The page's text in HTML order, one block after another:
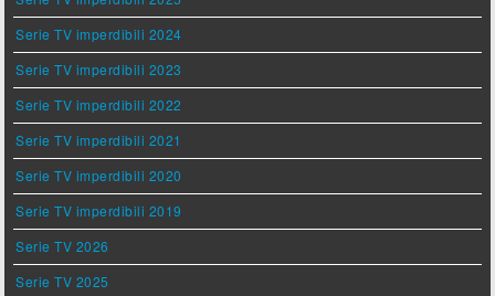
Serie TV imperdibili 2024
Serie TV imperdibili 2023
Serie TV imperdibili 2022
Serie TV imperdibili 2021
Serie TV imperdibili 2020
Serie TV imperdibili 2019
Serie TV 2026
Serie TV 2025